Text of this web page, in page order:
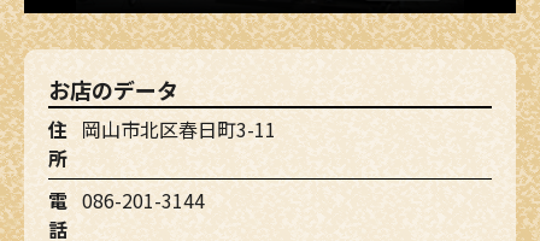
お店のデータ
住
所
岡山市北区春日町3-11
電
話
086-201-3144